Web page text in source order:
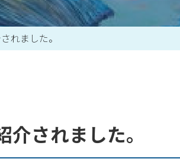
ジュエリー・ウォッチ買取
れました。
されました。